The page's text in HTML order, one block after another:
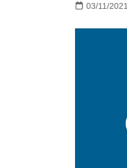
03/11/2021